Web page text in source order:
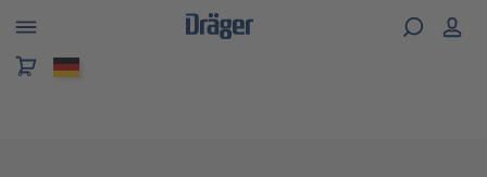
springen